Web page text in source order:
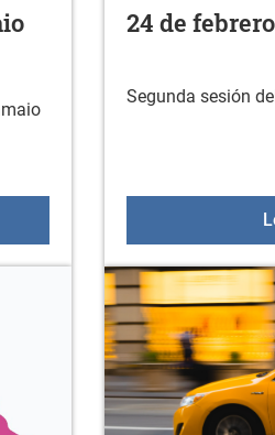
de Aramaio
24 de
Segunda sesión